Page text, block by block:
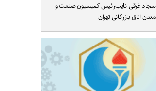
سجاد غرقی-نایب‌رئیس کمیسیون صنعت و
معدن اتاق بازرگانی تهران